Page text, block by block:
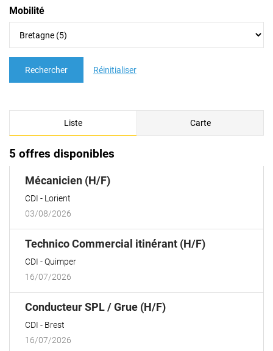
Mobilité
Rechercher Réinitialiser
Liste Carte
5 offres disponibles
Mécanicien (H/F)(Nouvelle
CDI
Lorient
03/08/2026
Technico Commercial itinérant (H/F)(Nouvelle
CDI
Quimper
16/07/2026
Conducteur SPL / Grue (H/F)(Nouvelle
CDI
Brest
16/07/2026